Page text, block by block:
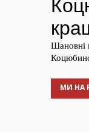
МИ НА